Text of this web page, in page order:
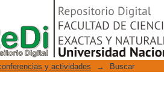
y actividades → Buscar